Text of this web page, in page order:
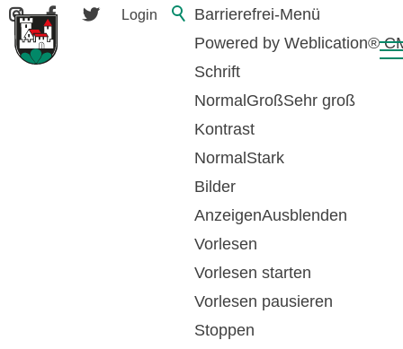
Barrierefrei-Menü
Powered by Weblication®
Schrift
Normal GroßSehr groß
Kontrast
Normal Stark
Bilder
AnzeigenAusblenden
Vorlesen
Vorlesen starten
Vorlesen pausieren
Stoppen
Login
Krankenversicherung